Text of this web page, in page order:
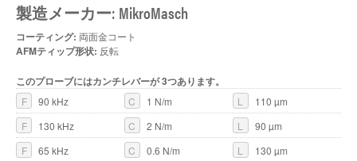
製造メーカー: MikroMasch
コーティング: 両面金コート
AFMティップ形状: 反転
このプローブにはカンチレバーが 3つあります。
F 90 kHz C 1 N/m L
110 µm
F
130 kHz C 2 N/m L
90 µm
F
65 kHz C 0.6 N/m L
130 µm